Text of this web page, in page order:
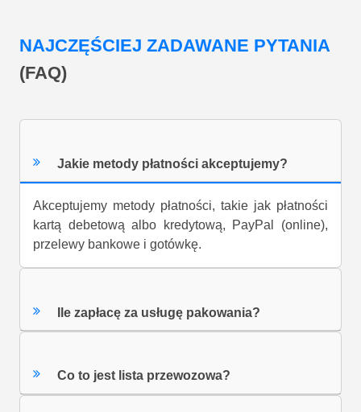
NAJCZĘŚCIEJ ZADAWANE PYTANIA
(FAQ)
Jakie metody płatności akceptujemy?
Akceptujemy metody płatności, takie jak płatności
kartą debetową albo kredytową, PayPal (online),
przelewy bankowe i gotówkę.
Ile zapłacę za usługę pakowania?
Co to jest lista przewozowa?